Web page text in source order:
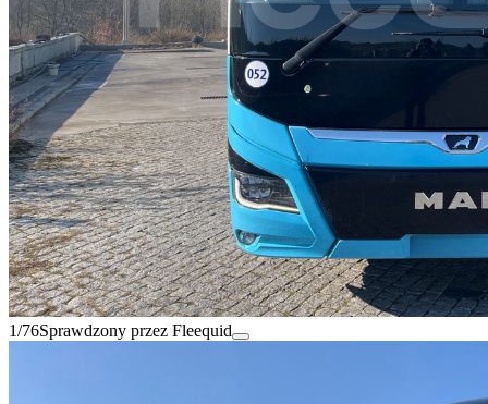
1/76Sprawdzony przez Fleequid